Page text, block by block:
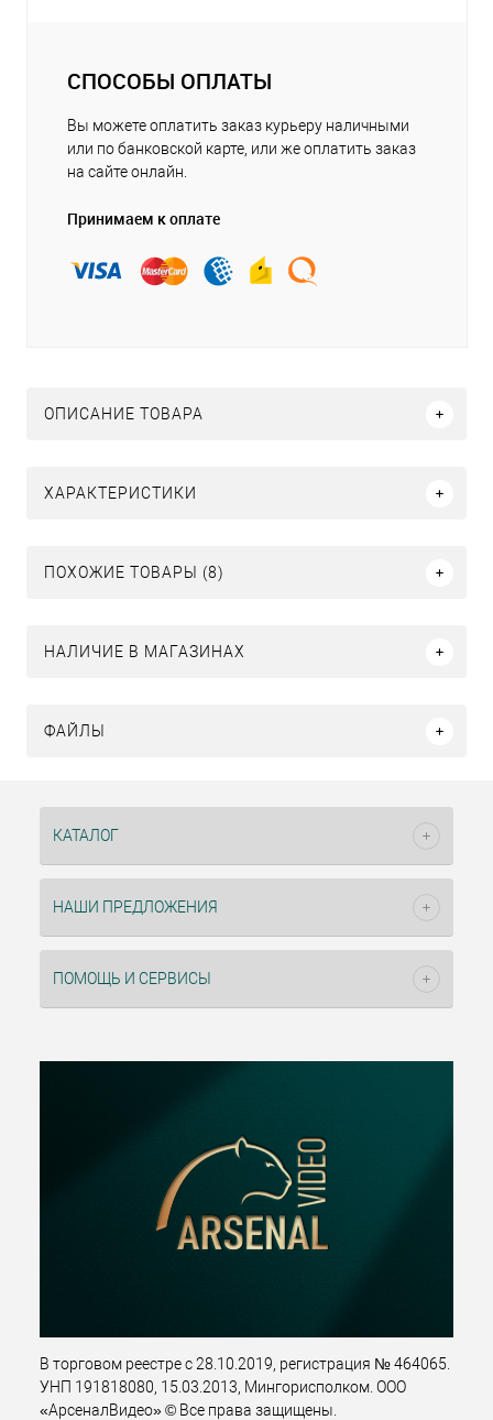
СПОСОБЫ ОПЛАТЫ
Вы можете оплатить заказ курьеру наличными
или по банковской карте, или же оплатить заказ
на сайте онлайн.
Принимаем к оплате
ОПИСАНИЕ ТОВАРА
ХАРАКТЕРИСТИКИ
ПОХОЖИЕ ТОВАРЫ (8)
НАЛИЧИЕ В МАГАЗИНАХ
ФАЙЛЫ
КАТАЛОГ
НАШИ ПРЕДЛОЖЕНИЯ
ПОМОЩЬ И СЕРВИСЫ
В торговом реестре с 28.10.2019, регистрация № 464065.
УНП 191818080, 15.03.2013, Мингорисполком. ООО
«АрсеналВидео» © Все права защищены.